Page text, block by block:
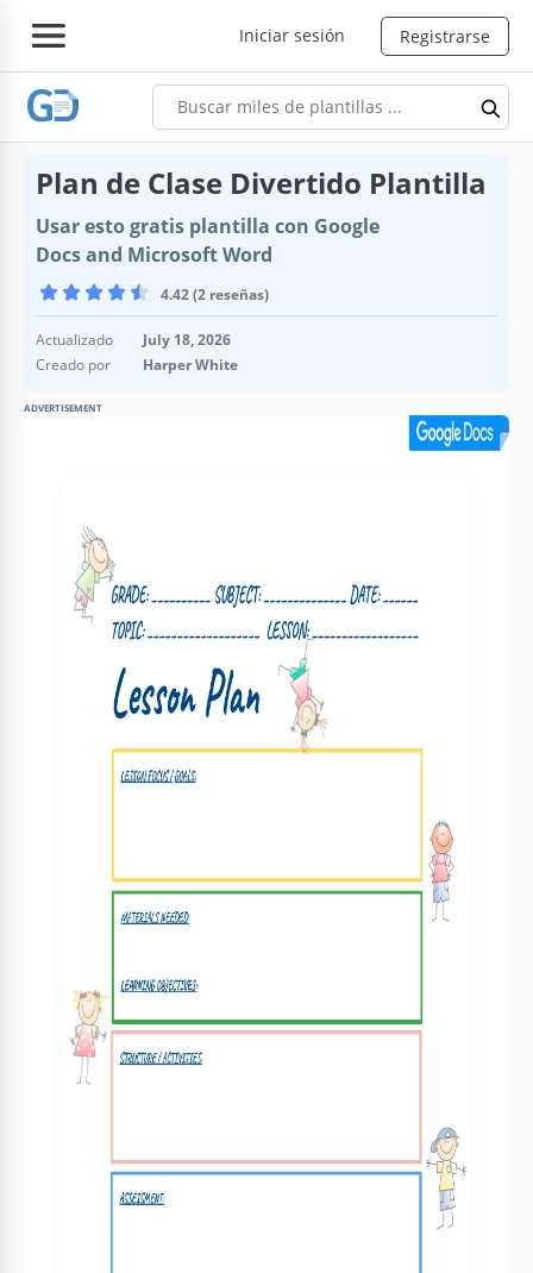
Iniciar sesión Registrarse
Plan de Clase Divertido Plantilla
Usar esto gratis plantilla con Google
Docs and Microsoft Word
4.42 (2 reseñas)
Actualizado
July 18, 2026
Creado por
Harper White
ADVERTISEMENT